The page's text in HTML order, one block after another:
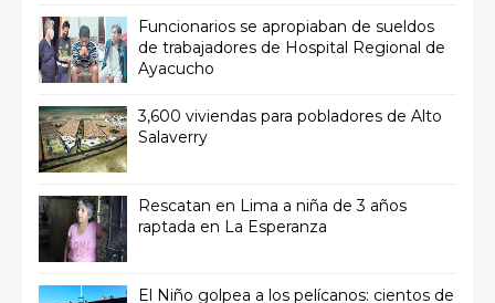
Funcionarios se apropiaban de sueldos
de trabajadores de Hospital Regional de
Ayacucho
3,600 viviendas para pobladores de Alto
Salaverry
Rescatan en Lima a niña de 3 años
raptada en La Esperanza
El Niño golpea a los pelícanos: cientos de